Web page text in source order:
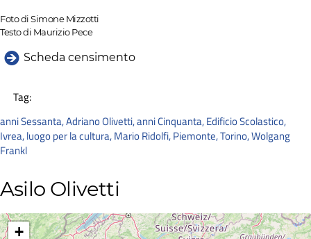
Foto di Simone Mizzotti
Testo di Maurizio Pece
Scheda censimento
Tag:
anni Sessanta,Adriano Olivetti,anni Cinquanta,Edificio Scolastico,
Ivrea,luogo per la cultura,Mario Ridolfi,Piemonte,Torino,Wolgang
Frankl
Asilo Olivetti
+